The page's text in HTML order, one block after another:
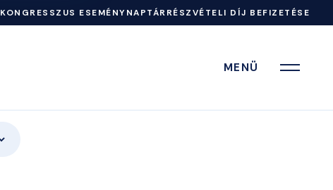
KONGRESSZUS ESEMÉNYNAPTÁRRÉSZVÉTELI DÍJ BEFIZETÉSE
MENÜ